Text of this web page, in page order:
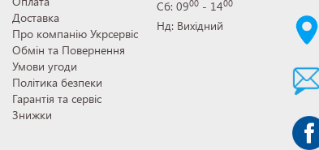
Доставка
Про компанію Укрсервіс
Обмін та Повернення
Умови угоди
Політика безпеки
Гарантія та сервіс
Знижки
Сб: 0900 - 1400
Нд: Вихідний